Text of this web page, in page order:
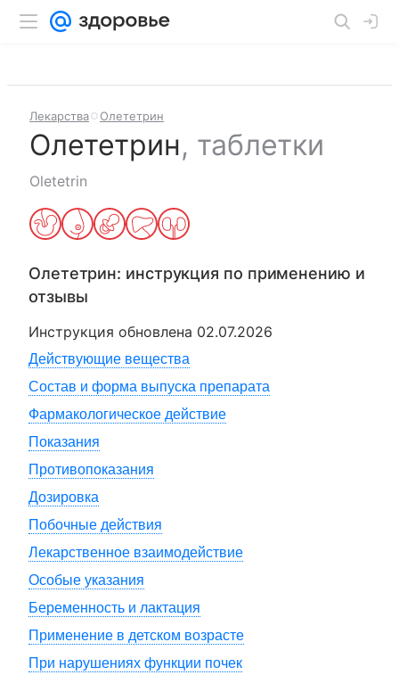
Лекарства Олететрин
Олететрин, таблетки
Oletetrin
Олететрин: инструкция по применению и
отзывы
Инструкция обновлена 02.07.2026
Действующие вещества
Состав и форма выпуска препарата
Фармакологическое действие
Показания
Противопоказания
Дозировка
Побочные действия
Лекарственное взаимодействие
Особые указания
Беременность и лактация
Применение в детском возрасте
При нарушениях функции почек